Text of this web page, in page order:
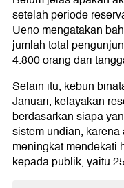
setelah periode
Ueno mengatakan
jumlah total
4.800 orang dari
Selain itu, kebun
Januari, kelayakan
berdasarkan siapa
sistem undian,
meningkat mendekati
kepada publik, yaitu